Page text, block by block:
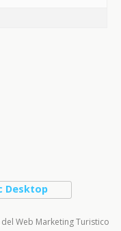
Desktop
Web Marketing Turistico